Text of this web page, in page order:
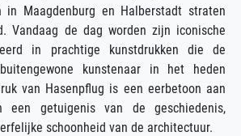
in Maagdenburg en Halberstadt straten
Vandaag de dag worden zijn iconische
in prachtige kunstdrukken die de
kunstenaar in het heden
van Hasenpflug is een eerbetoon aan
een getuigenis van de geschiedenis,
schoonheid van de architectuur.